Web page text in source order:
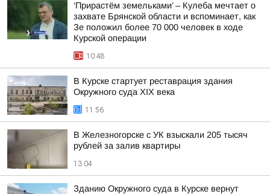
‘Прирастём земельками’ – Кулеба мечтает о
захвате Брянской области и вспоминает, как
Зе положил более 70 000 человек в ходе
Курской операции
10:48
В Курске стартует реставрация здания
Окружного суда XIX века
11:56
В Железногорске с УК взыскали 205 тысяч
рублей за залив квартиры
13:04
Зданию Окружного суда в Курске вернут